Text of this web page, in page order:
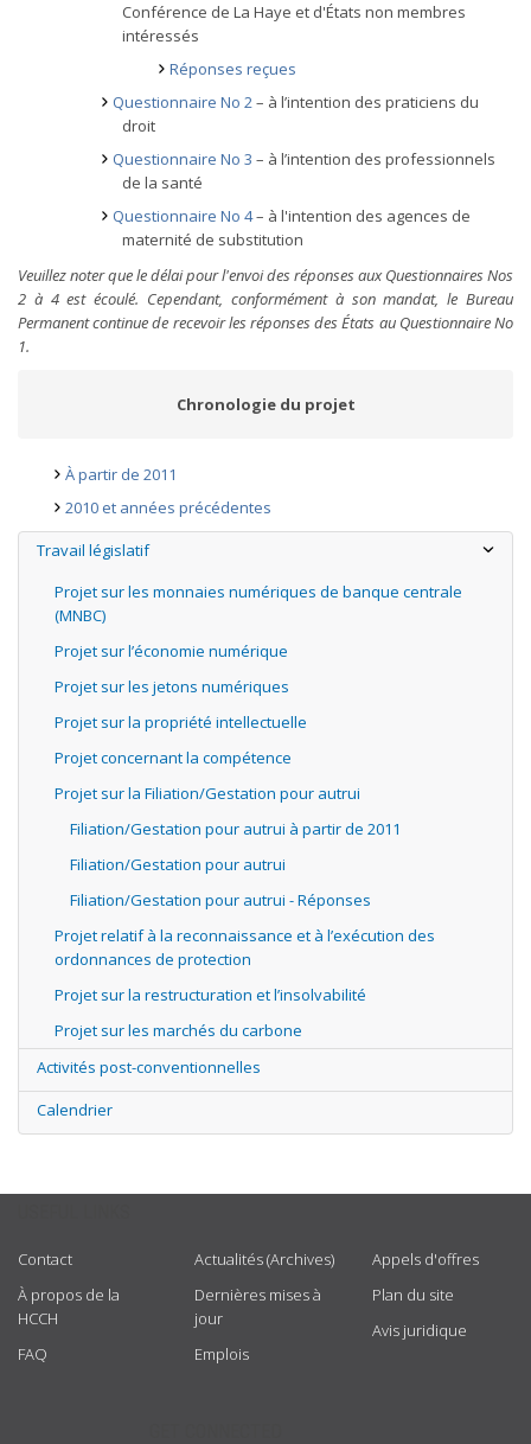
Conférence de La Haye et d'États non membres
intéressés
Réponses reçues
Questionnaire No 2– à l’intention des praticiens du
droit
Questionnaire No 3 – à l’intention des professionnels
de la santé
Questionnaire No 4– à l'intention des agences de
maternité de substitution
Veuillez noter que le délai pour l'envoi des réponses aux Questionnaires Nos
2 à 4 est écoulé. Cependant, conformément à son mandat, le Bureau
Permanent continue de recevoir les réponses des États au Questionnaire No
1.
Chronologie du projet
À partir de 2011
2010 et années précédentes
Travail législatif
Projet sur les monnaies numériques de banque centrale
(MNBC)
Projet sur l’économie numérique
Projet sur les jetons numériques
Projet sur la propriété intellectuelle
Projet concernant la compétence
Projet sur la Filiation/Gestation pour autrui
Filiation/Gestation pour autrui à partir de 2011
Filiation/Gestation pour autrui
Filiation/Gestation pour autrui - Réponses
Projet relatif à la reconnaissance et à l’exécution des
ordonnances de protection
Projet sur la restructuration et l’insolvabilité
Projet sur les marchés du carbone
Activités post-conventionnelles
Calendrier
Contact
À propos de la
HCCH
FAQ
Actualités (Archives)
Dernières mises à
jour
Emplois
Appels d'offres
Plan du site
Avis juridique